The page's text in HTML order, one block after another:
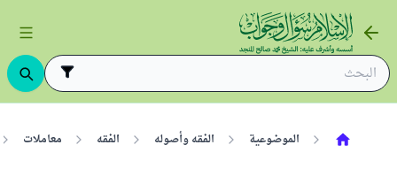
الموضوعية الفقه وأصوله الفقه معاملات